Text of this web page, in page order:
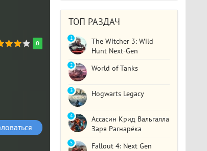
0
ТОП РАЗДАЧ
The Witcher 3: Wild
Hunt Next-Gen
1
World of Tanks
2
Hogwarts Legacy
3
Ассасин Крид Вальгалла
Заря Рагнарёка
4
Fallout 4: Next Gen
5